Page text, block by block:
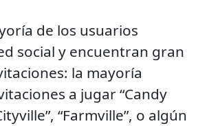
de los usuarios
social y encuentran gran
la mayoría
a jugar “Candy
“Farmville”, o algún